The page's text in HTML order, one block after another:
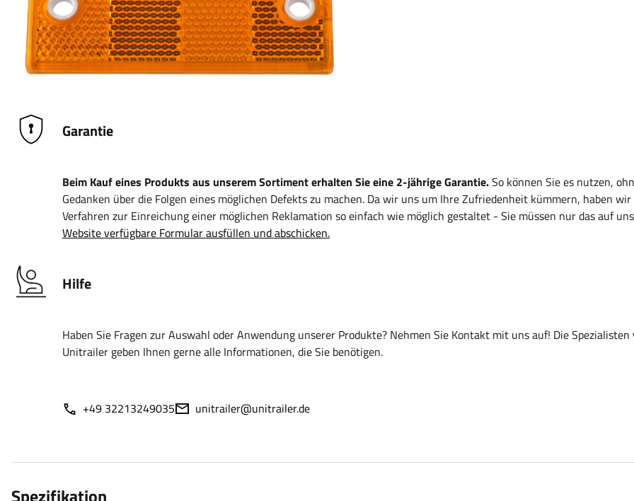
Garantie
Beim Kauf eines Produkts aus unserem Sortiment erhalten Sie eine 2-jährige Garantie.So können Sie es nutzen,
Gedanken über die Folgen eines möglichen Defekts zu machen. Da wir uns um Ihre Zufriedenheit kümmern, haben wir
Verfahren zur Einreichung einer möglichen Reklamation so einfach wie möglich gestaltet - Sie müssen nur das auf
Website verfügbare Formular ausfüllen und abschicken.
Hilfe
Haben Sie Fragen zur Auswahl oder Anwendung unserer Produkte? Nehmen Sie Kontakt mit uns auf! Die Spezialisten
Unitrailer geben Ihnen gerne alle Informationen, die Sie benötigen.
+49 32213249035 unitrailer@unitrailer.de